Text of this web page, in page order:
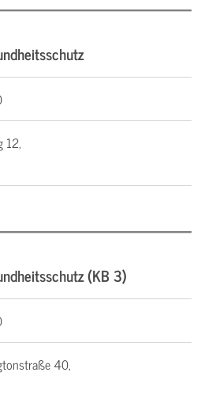
12,
(KB 3)
40,